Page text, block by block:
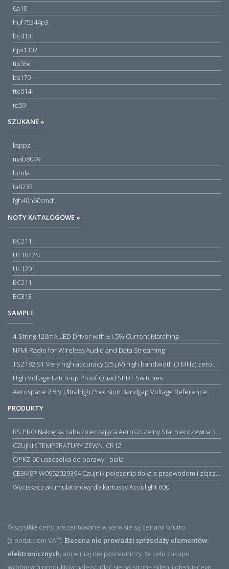
6a10
huf75344p3
bc413
njw1302
tip36c
bs170
ttc014
tc59
SZUKANE »
ksppz
mab8049
lutola
ta8233
fgh40n60smdf
NOTY KATALOGOWE »
BC211
UL1042N
UL1201
BC211
BC313
SAMPLE
4-String 120mA LED Driver with ±1.5% Current Matching
NFMI Radio for Wireless Audio and Data Streaming
TSZ182IST Very high accuracy (25 µV) high bandwidth (3 MHz) zero drift 5 V operational amplifiers
High Voltage Latch-up Proof Quad SPDT Switches
Aerospace 2.5 V Ultrahigh Precision Bandgap Voltage Reference
PRODUKTY
RS PRO Nakrętka zabezpieczająca Aeroszczelny Stal nierdzewna 316 Zwykłe
CZUJNIK TEMPERATURY ZEWN. CR12
OPKZ-60 uszczelka do oprawy - biała
CE3M8P W0952029394 Czujnik położenia tłoka z przewodem i złączem M8, PNP NO, 10...30VDC, 100mA, METALWORK, METAL WORK jak MZT1-0
Wyciskacz akumulatorowy do kartuszy Acculight 600
Wszystkie ceny prezentowane w serwisie są cenami brutto
(z podatkiem VAT). Elecena nie prowadzi sprzedaży elementów
elektronicznych, ani w niej nie pośredniczy. W celu zakupu
wybranych produktów należy udać się na stronę sklepu oferującego